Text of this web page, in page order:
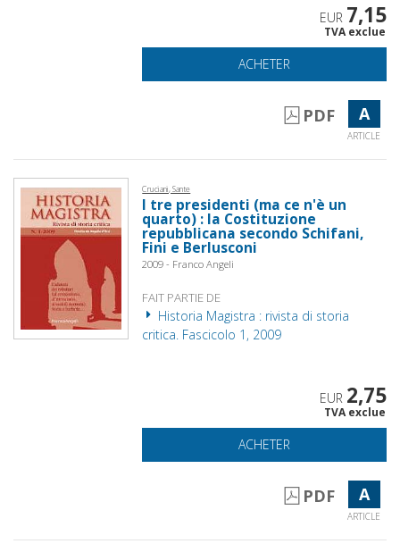
EUR 7,15
TVA exclue
ACHETER
PDF A
ARTICLE
Cruciani, Sante
I tre presidenti (ma ce n'è un
quarto) : la Costituzione
repubblicana secondo Schifani,
Fini e Berlusconi
2009 - Franco Angeli
FAIT PARTIE DE
Historia Magistra : rivista di storia
critica. Fascicolo 1, 2009
EUR 2,75
TVA exclue
ACHETER
PDF A
ARTICLE